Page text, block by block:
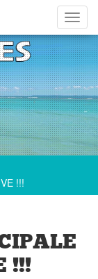
la
!!!
!!!